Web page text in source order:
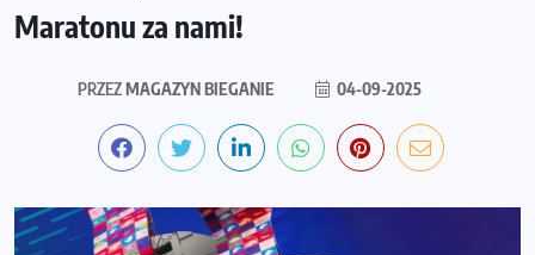
Maratonu za nami!
PRZEZMAGAZYN BIEGANIE 04-09-2025